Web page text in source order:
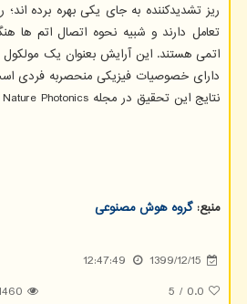
ریز تشدیدکننده به جای یکی بهره برده اند؛
تعامل دارند و شبیه نحوه اتصال اتم ها
اتمی هستند. این آرایش بعنوان یک
دارای خصوصیات فیزیکی منحصربه فردی
نتایج این تحقیق در مجله Nature Photonics انتشار یافته است.
منبع:گروه هوش مصنوعی
1399/12/15
12:47:49
0.0
/
5